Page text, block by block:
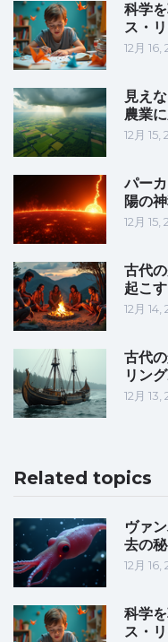
科学
ス・
12月 16,
見え
農業
12月 15,
パー
陽の
12月 15,
古代
起こす
12月 14,
古代
リン
12月 13,
Related topics
ヴァ
去の
12月 16,
科学
ス・